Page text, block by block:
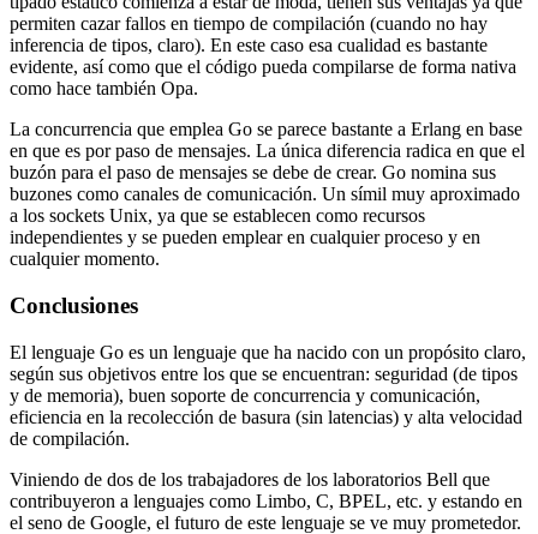
permiten cazar fallos en tiempo de compilación (cuando no hay
inferencia de tipos, claro). En este caso esa cualidad es bastante
evidente, así como que el código pueda compilarse de forma nativa
como hace también Opa.
La concurrencia que emplea Go se parece bastante a Erlang en base
en que es por paso de mensajes. La única diferencia radica en que el
buzón para el paso de mensajes se debe de crear. Go nomina sus
buzones como canales de comunicación. Un símil muy aproximado
a los sockets Unix, ya que se establecen como recursos
independientes y se pueden emplear en cualquier proceso y en
cualquier momento.
Conclusiones
El lenguaje Go es un lenguaje que ha nacido con un propósito claro,
según sus objetivos entre los que se encuentran: seguridad (de tipos
y de memoria), buen soporte de concurrencia y comunicación,
eficiencia en la recolección de basura (sin latencias) y alta velocidad
de compilación.
Viniendo de dos de los trabajadores de los laboratorios Bell que
contribuyeron a lenguajes como Limbo, C, BPEL, etc. y estando en
el seno de Google, el futuro de este lenguaje se ve muy prometedor.